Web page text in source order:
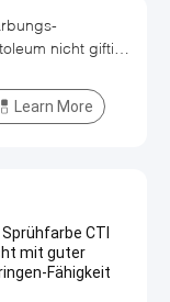
nicht giftig
Learn More
CTI
mit guter
Fähigkeit